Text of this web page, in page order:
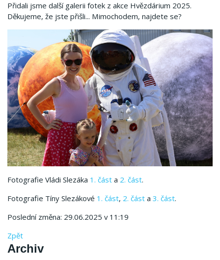
Přidali jsme další galerii fotek z akce Hvězdárium 2025.
Děkujeme, že jste přišli... Mimochodem, najdete se?
Fotografie Vládi Slezáka 1. část a 2. část.
Fotografie Tíny Slezákové 1. část, 2. část a 3. část.
Poslední změna: 29.06.2025 v 11:19
Zpět
Archiv